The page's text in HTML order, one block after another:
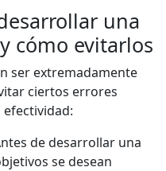
una
cómo evitarlos
ser extremadamente
ciertos errores
de desarrollar una
se desean